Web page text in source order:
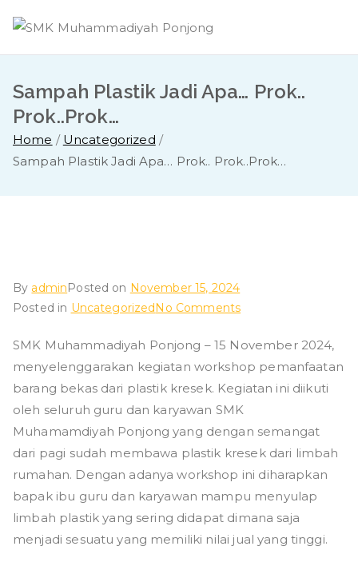
content
Sampah Plastik Jadi Apa… Prok..
Prok..Prok…
Home
Uncategorized
Sampah Plastik Jadi Apa… Prok.. Prok..Prok…
By adminPosted on November 15, 2024
Posted in UncategorizedNo Commentson
Plastik
Jadi
Apa…
Prok..
Prok..Prok…
SMK Muhammadiyah Ponjong – 15 November 2024,
menyelenggarakan kegiatan workshop pemanfaatan
barang bekas dari plastik kresek. Kegiatan ini diikuti
oleh seluruh guru dan karyawan SMK
Muhamamdiyah Ponjong yang dengan semangat
dari pagi sudah membawa plastik kresek dari limbah
rumahan. Dengan adanya workshop ini diharapkan
bapak ibu guru dan karyawan mampu menyulap
limbah plastik yang sering didapat dimana saja
menjadi sesuatu yang memiliki nilai jual yang tinggi.